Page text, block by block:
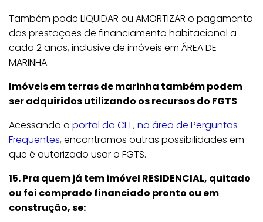
Também pode LIQUIDAR ou AMORTIZAR o pagamento
das prestações de financiamento habitacional a
cada 2 anos, inclusive de imóveis em ÁREA DE
MARINHA.
Imóveis em terras de marinha também podem
ser adquiridos utilizando os recursos do FGTS.
Acessando o portal da CEF, na área de Perguntas
Frequentes, encontramos outras possibilidades em
que é autorizado usar o FGTS.
15. Pra quem já tem imóvel RESIDENCIAL, quitado
ou foi comprado financiado pronto ou em
construção, se: